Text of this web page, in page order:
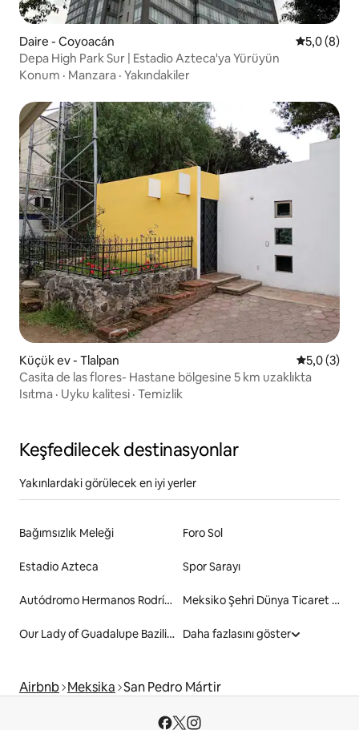
Daire - Coyoacán 55,0 (8)
Depa High Park Sur | Estadio Azteca'ya Yürüyün
Konum · Manzara · Yakındakiler
Küçük ev - Tlalpan 55,0 (3)
Casita de las flores- Hastane bölgesine 5 km uzaklıkta
Isıtma · Uyku kalitesi · Temizlik
Keşfedilecek destinasyonlar
Yakınlardaki görülecek en iyi yerler
Bağımsızlık Meleği Foro Sol
Estadio Azteca Spor Sarayı
Autódromo Hermanos Rodríguez Meksiko Şehri Dünya Ticaret Merkezi
Our Lady of Guadalupe Bazilikası Daha fazlasını göster
Airbnb Meksika San Pedro Mártir